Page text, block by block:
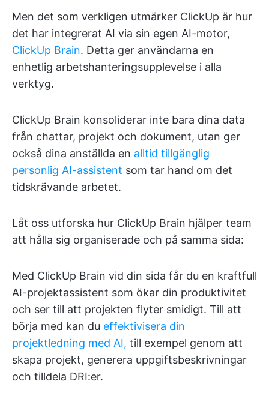
Men det som verkligen utmärker ClickUp är hur
det har integrerat AI via sin egen AI-motor,
ClickUp Brain. Detta ger användarna en
enhetlig arbetshanteringsupplevelse i alla
verktyg.
ClickUp Brain konsoliderar inte bara dina data
från chattar, projekt och dokument, utan ger
också dina anställda en alltid tillgänglig
personlig AI-assistent som tar hand om det
tidskrävande arbetet.
Låt oss utforska hur ClickUp Brain hjälper team
att hålla sig organiserade och på samma sida:
Med ClickUp Brain vid din sida får du en kraftfull
AI-projektassistent som ökar din produktivitet
och ser till att projekten flyter smidigt. Till att
börja med kan du effektivisera din
projektledning med AI, till exempel genom att
skapa projekt, generera uppgiftsbeskrivningar
och tilldela DRI:er.